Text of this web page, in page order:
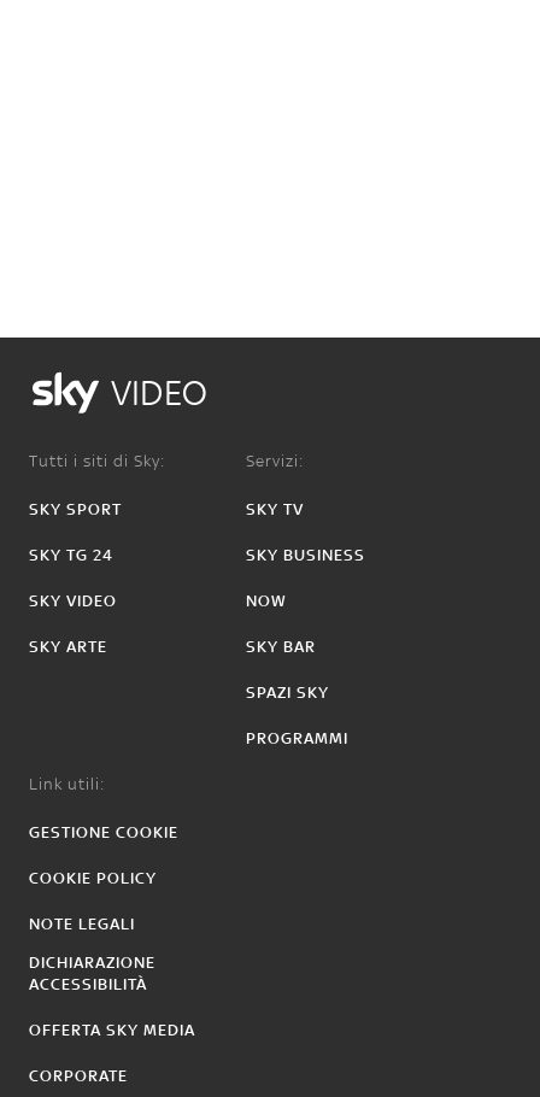
VIDEO
Tutti i siti di Sky:
SKY SPORT
SKY TG 24
SKY VIDEO
SKY ARTE
Servizi:
SKY TV
SKY BUSINESS
NOW
SKY BAR
SPAZI SKY
PROGRAMMI
Link utili:
GESTIONE COOKIE
COOKIE POLICY
NOTE LEGALI
DICHIARAZIONE
ACCESSIBILITÀ
OFFERTA SKY MEDIA
CORPORATE